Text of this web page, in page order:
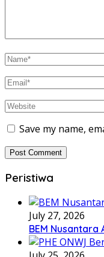
Save my name,
Peristiwa
July 27, 2026
BEM